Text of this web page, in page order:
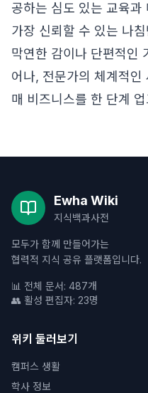
공하는 심도 있는 교육과
가장 신뢰할 수 있는 나
막연한 감이나 단편적인
어나, 전문가의 체계적인
매 비즈니스를 한 단계
Ewha Wiki
지식백과사전
모두가 함께 만들어가는
협력적 지식 공유 플랫폼입니다.
📊 전체 문서: 487개
👥 활성 편집자: 23명
위키 둘러보기
캠퍼스 생활
학사 정보